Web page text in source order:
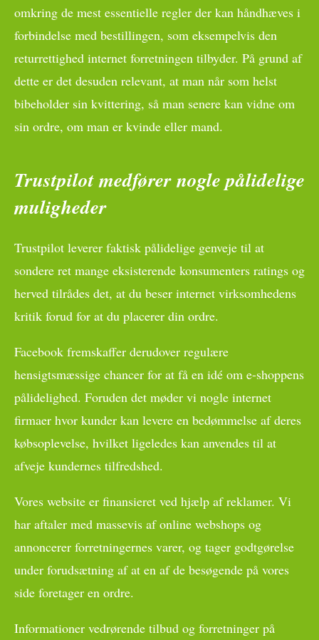
omkring de mest essentielle regler der kan håndhæves i
forbindelse med bestillingen, som eksempelvis den
returrettighed internet forretningen tilbyder. På grund af
dette er det desuden relevant, at man når som helst
bibeholder sin kvittering, så man senere kan vidne om
sin ordre, om man er kvinde eller mand.
Trustpilot medfører nogle pålidelige
muligheder
Trustpilot leverer faktisk pålidelige genveje til at
sondere ret mange eksisterende konsumenters ratings og
herved tilrådes det, at du beser internet virksomhedens
kritik forud for at du placerer din ordre.
Facebook fremskaffer derudover regulære
hensigtsmæssige chancer for at få en idé om e-shoppens
pålidelighed. Foruden det møder vi nogle internet
firmaer hvor kunder kan levere en bedømmelse af deres
købsoplevelse, hvilket ligeledes kan anvendes til at
afveje kundernes tilfredshed.
Vores website er finansieret ved hjælp af reklamer. Vi
har aftaler med massevis af online webshops og
annoncerer forretningernes varer, og tager godtgørelse
under forudsætning af at en af de besøgende på vores
side foretager en ordre.
Informationer vedrørende tilbud og forretninger på